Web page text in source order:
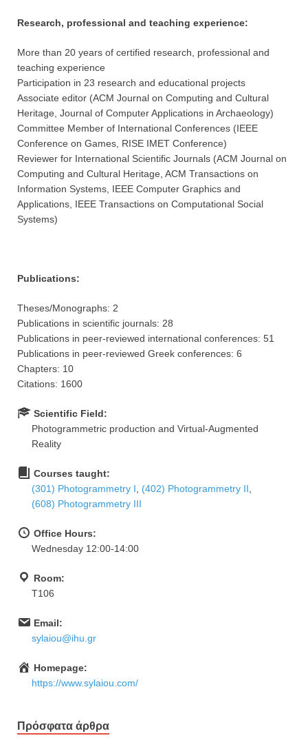
Research, professional and teaching experience:
More than 20 years of certified research, professional and
teaching experience
Participation in 23 research and educational projects
Associate editor (ACM Journal on Computing and Cultural
Heritage, Journal of Computer Applications in Archaeology)
Committee Member of International Conferences (IEEE
Conference on Games, RISE IMET Conference)
Reviewer for International Scientific Journals (ACM Journal on
Computing and Cultural Heritage, ACM Transactions on
Information Systems, IEEE Computer Graphics and
Applications, IEEE Transactions on Computational Social
Systems)
Publications:
Theses/Monographs: 2
Publications in scientific journals: 28
Publications in peer-reviewed international conferences: 51
Publications in peer-reviewed Greek conferences: 6
Chapters: 10
Citations: 1600
Scientific Field:
Photogrammetric production and Virtual-Augmented
Reality
Courses taught:
(301) Photogrammetry I, (402) Photogrammetry II,
(608) Photogrammetry III
Office Hours:
Wednesday 12:00-14:00
Room:
Τ106
Email:
sylaiou@ihu.gr
Homepage:
https://www.sylaiou.com/
Πρόσφατα άρθρα